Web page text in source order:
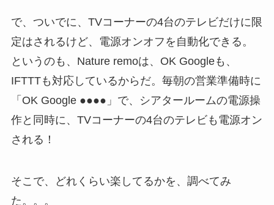
で、ついでに、TVコーナーの4台のテレビだけに限
定はされるけど、電源オンオフを自動化できる。
というのも、Nature remoは、OK Googleも、
IFTTTも対応しているからだ。毎朝の営業準備時に
「OK Google ●●●●」で、シアタールームの電源操
作と同時に、TVコーナーの4台のテレビも電源オン
される！
そこで、どれくらい楽してるかを、調べてみ
た。。。